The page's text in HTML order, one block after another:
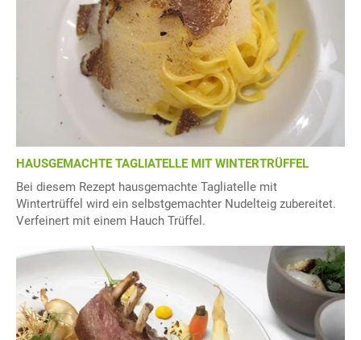
HAUSGEMACHTE TAGLIATELLE MIT WINTERTRÜFFEL
Bei diesem Rezept hausgemachte Tagliatelle mit
Wintertrüffel wird ein selbstgemachter Nudelteig zubereitet.
Verfeinert mit einem Hauch Trüffel.